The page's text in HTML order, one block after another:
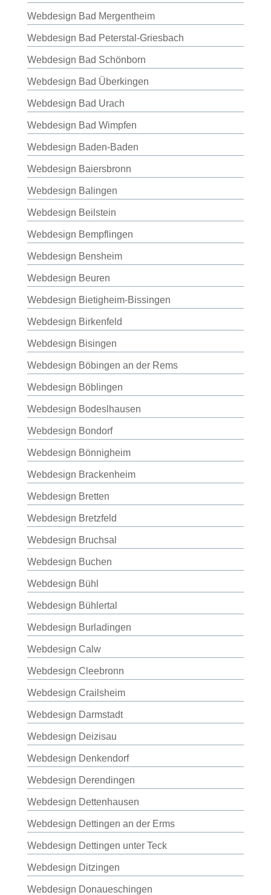
Webdesign Bad Mergentheim
Webdesign Bad Peterstal-Griesbach
Webdesign Bad Schönborn
Webdesign Bad Überkingen
Webdesign Bad Urach
Webdesign Bad Wimpfen
Webdesign Baden-Baden
Webdesign Baiersbronn
Webdesign Balingen
Webdesign Beilstein
Webdesign Bempflingen
Webdesign Bensheim
Webdesign Beuren
Webdesign Bietigheim-Bissingen
Webdesign Birkenfeld
Webdesign Bisingen
Webdesign Böbingen an der Rems
Webdesign Böblingen
Webdesign Bodeslhausen
Webdesign Bondorf
Webdesign Bönnigheim
Webdesign Brackenheim
Webdesign Bretten
Webdesign Bretzfeld
Webdesign Bruchsal
Webdesign Buchen
Webdesign Bühl
Webdesign Bühlertal
Webdesign Burladingen
Webdesign Calw
Webdesign Cleebronn
Webdesign Crailsheim
Webdesign Darmstadt
Webdesign Deizisau
Webdesign Denkendorf
Webdesign Derendingen
Webdesign Dettenhausen
Webdesign Dettingen an der Erms
Webdesign Dettingen unter Teck
Webdesign Ditzingen
Webdesign Donaueschingen